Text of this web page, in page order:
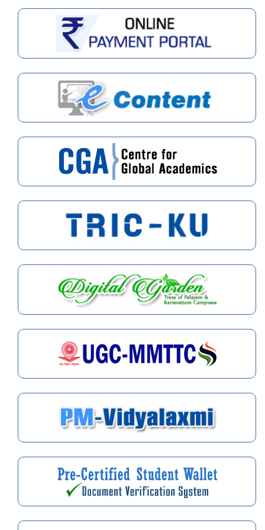
The Department of German invites the application for the
admission to German A2 (Deutsch A2) Short term Programme
for August 2026 admissions.
07.08.2026 04:37 PM
Application for Financial Assistance from State Plan Funds
(2026 – 27) for the Conduct of Webinars by the Teaching
05.08.2026 02:38 PM
Application for financial assistance from State Plan Funds
(2026-27) for the Conduct of Hybrid Programmes -